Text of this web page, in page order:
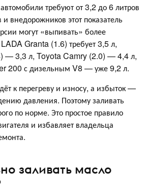
требуют от 3,2 до 6 литров
внедорожников этот показатель
могут «выпивать» более
Granta (1.6) требует 3,5 л,
— 3,3 л, Toyota Camry (2.0) — 4,4 л,
200 с дизельным V8 — уже 9,2 л.
к перегреву и износу, а избыток —
давления. Поэтому заливать
по норме. Это простое правило
и избавляет владельца
заливать масло